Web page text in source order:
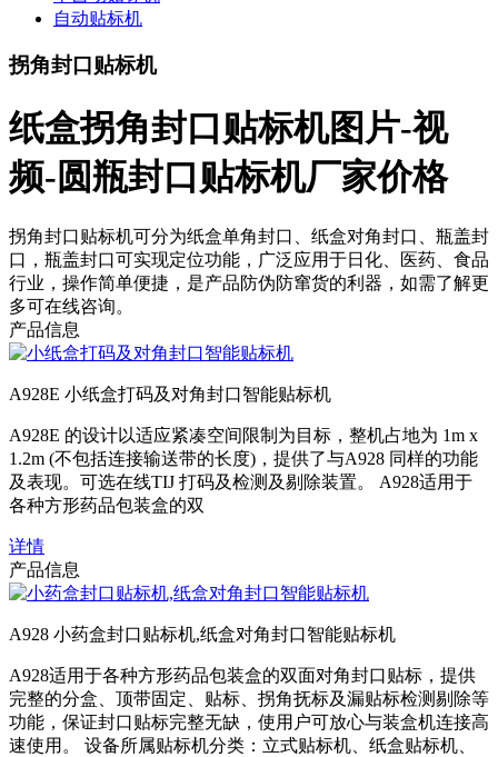
自动贴标机
拐角封口贴标机
纸盒拐角封口贴标机图片-视
频-圆瓶封口贴标机厂家价格
拐角封口贴标机可分为纸盒单角封口、纸盒对角封口、瓶盖封
口，瓶盖封口可实现定位功能，广泛应用于日化、医药、食品
行业，操作简单便捷，是产品防伪防窜货的利器，如需了解更
多可在线咨询。
产品信息
A928E 小纸盒打码及对角封口智能贴标机
A928E 的设计以适应紧凑空间限制为目标，整机占地为 1m x
1.2m (不包括连接输送带的长度)，提供了与A928 同样的功能
及表现。可选在线TIJ 打码及检测及剔除装置。 A928适用于
各种方形药品包装盒的双
详情
产品信息
A928 小药盒封口贴标机,纸盒对角封口智能贴标机
A928适用于各种方形药品包装盒的双面对角封口贴标，提供
完整的分盒、顶带固定、贴标、拐角抚标及漏贴标检测剔除等
功能，保证封口贴标完整无缺，使用户可放心与装盒机连接高
速使用。 设备所属贴标机分类：立式贴标机、纸盒贴标机、